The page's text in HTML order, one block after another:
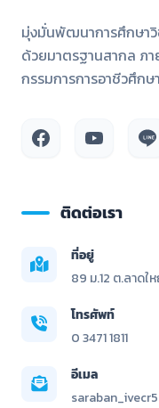
มุ่งมั่นพัฒนาการศึกษาวิ
ด้วยมาตรฐานสากล ภ
กรรมการการอาชีวศึกษา
ติดต่อเรา
ที่อยู่
89 ม.12 ต.ลาด
โทรศัพท์
0 3471 1811
อีเมล